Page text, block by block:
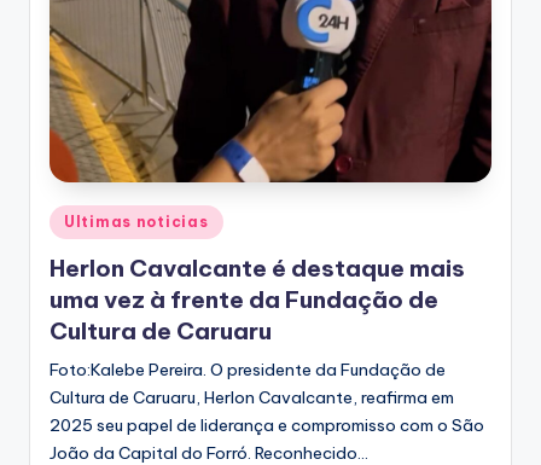
Posted
in
Ultimas noticias
Herlon Cavalcante é destaque mais
uma vez à frente da Fundação de
Cultura de Caruaru
Foto:Kalebe Pereira. O presidente da Fundação de
Cultura de Caruaru, Herlon Cavalcante, reafirma em
2025 seu papel de liderança e compromisso com o São
João da Capital do Forró. Reconhecido…